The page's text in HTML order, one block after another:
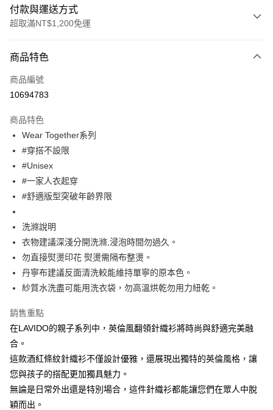
付款與運送方式
超取滿NT$1,200免運
信用卡一次付款
超商取貨付款
街口支付
悠遊付
大哥付你分期
相關說明
2.付款方式選擇「大哥付你分期」，訂單成立後會自動跳轉到大哥付的交易
流程，驗證手機門號後，選擇欲分期的期數、繳款截止日，確認付款後即完
3.實際核准額度、可分期數及費用金額請依後續交易確認頁面所載為準。
4.訂單成立30分鐘內，如未前往確認交易或遇審核未通過，訂單將自動取
消。如遇「轉專審核」未通過狀況，表示未達大哥付你分期系統評分，恕無
法說明評估內容。
1.分期款項不併入電信帳單，「大哥付你分期」於每月結算日後寄送繳費提
醒簡訊。
2.透過簡訊連結打開帳單後，可選擇「超商條碼／台灣大直營門市／銀行轉
帳／街口支付／iPASS MONEY」等通路繳費。
【注意事項】
用戶於交易時，得透過本服務購買商品或服務，並由商店將買賣／分期付款
買賣價金債權讓與本公司後，依約使用本公司帳單繳交帳款。
ATM付款
運送方式
每筆NT$60，滿NT$1,200(含以上)免運費
7-11取貨付款
每筆NT$60，滿NT$1,500(含以上)免運費
每筆NT$60，滿NT$1,500(含以上)免運費
商品特色
商品編號
10694783
商品特色
Wear Together系列
#穿搭不設限
#Unisex
#一家人衣起穿
#舒適版型突破年齡界限
洗滌說明
衣物建議深淺分開洗滌,浸泡時間勿過久。
勿直接熨燙印花 熨燙需隔布整燙。
丹寧布建議反面清洗較能維持單寧的原本色。
紗質水洗盡可能用洗衣袋，勿高溫烘乾勿用力紐乾。
銷售重點
在LAVIDO的親子系列中，英倫風翻領針織衫將時尚與舒適完美融
合。
這款酒紅條紋針織衫不僅設計優雅，還展現出獨特的英倫風格，讓
您與孩子的搭配更加獨具魅力。
無論是日常外出還是特別場合，這件針織衫都能讓您們在眾人中脫
穎而出。